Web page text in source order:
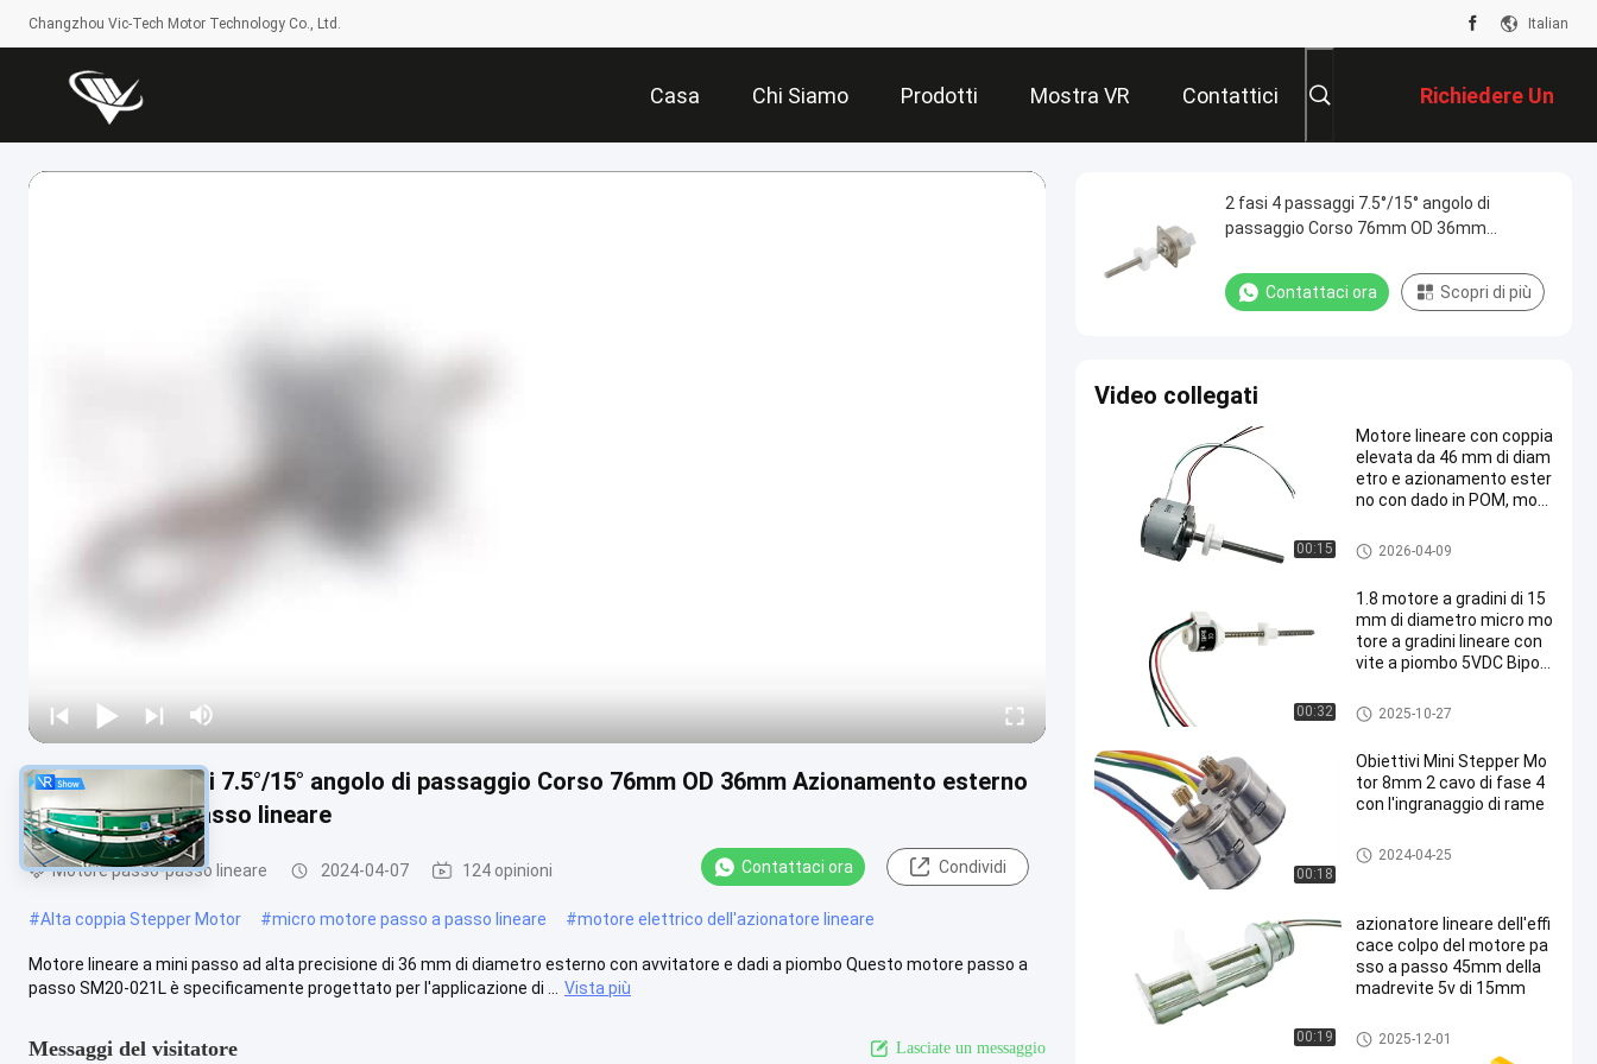
Changzhou Vic-Tech Motor Technology Co., Ltd. Italian
Casa Chi Siamo Prodotti Mostra VR Contattici Richiedere Un
Preventivo
2 fasi 4 passaggi 7.5°/15° angolo di passaggio Corso 76mm OD 36mm Azionamento esterno
Mini motore a passo lineare
Motore passo-passo lineare 2024-04-07 124 opinioni Contattaci ora Condividi
#Alta coppia Stepper Motor #micro motore passo a passo lineare #motore elettrico dell'azionatore lineare
Motore lineare a mini passo ad alta precisione di 36 mm di diametro esterno con avvitatore e dadi a piombo Questo motore passo a
passo SM20-021L è specificamente progettato per l'applicazione di ...
Vista più
Messaggi del visitatore Lasciate un messaggio
2 fasi 4 passaggi 7.5°/15° angolo di
passaggio Corso 76mm OD 36mm
lineare
Contattaci ora Scopri di più
Video collegati
00:15
Motore lineare con coppia
elevata da 46 mm di diam
etro e azionamento ester
no con dado in POM, mot
Motore passo-passo lineare
2026-04-09
00:32
1.8 motore a gradini di 15
mm di diametro micro mo
tore a gradini lineare con
vite a piombo 5VDC Bipola
Motore passo-passo lineare
2025-10-27
00:18
Obiettivi Mini Stepper Mo
tor 8mm 2 cavo di fase 4
con l'ingranaggio di rame
Micro motore passo-passo
2024-04-25
00:19
azionatore lineare dell'effi
cace colpo del motore pa
sso a passo 45mm della
madrevite 5v di 15mm
Motore passo a passo del cur
sore
2025-12-01